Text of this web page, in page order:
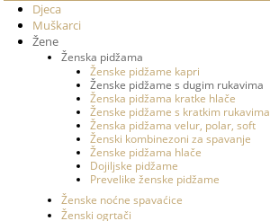
Djeca
Muškarci
Žene
Ženska pidžama
Ženske pidžame kapri
Ženske pidžame s dugim rukavima
Ženska pidžama kratke hlače
Ženske pidžame s kratkim rukavima
Ženska pidžama velur, polar, soft
Ženski kombinezoni za spavanje
Ženske pidžama hlače
Dojiljske pidžame
Prevelike ženske pidžame
Ženske noćne spavaćice
Ženski ogrtači